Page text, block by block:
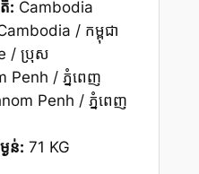
: Cambodia
/ កម្ពុជា
/ ប្រុស
Penh / ភ្នំពេញ
Penh / ភ្នំពេញ
ន់: 71 KG